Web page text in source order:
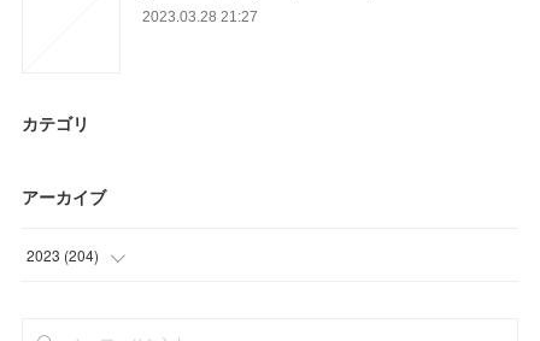
2023.03.28 21:27
カテゴリ
アーカイブ
2023 (204)